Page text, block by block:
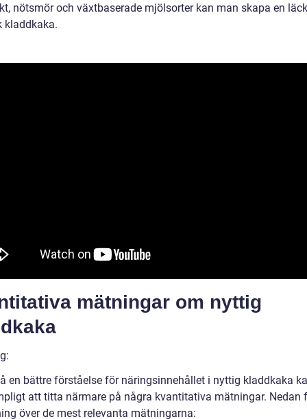
nötsmör och växtbaserade mjölsorter kan man skapa en
kladdkaka.
mätningar om nyttig
en bättre förståelse för näringsinnehållet i nyttig kladdkaka
att titta närmare på några kvantitativa mätningar. Nedan
över de mest relevanta mätningarna: